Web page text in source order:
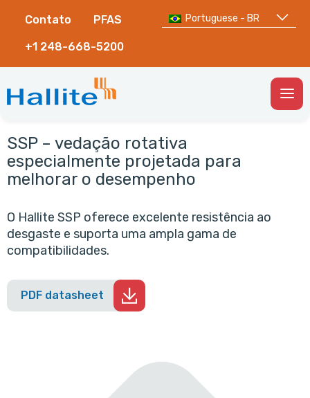
Contato PFAS
+1 248-668-5200
Portuguese - BR
SSP – vedação rotativa
especialmente projetada para
melhorar o desempenho
O Hallite SSP oferece excelente resistência ao
desgaste e suporta uma ampla gama de
compatibilidades.
PDF datasheet